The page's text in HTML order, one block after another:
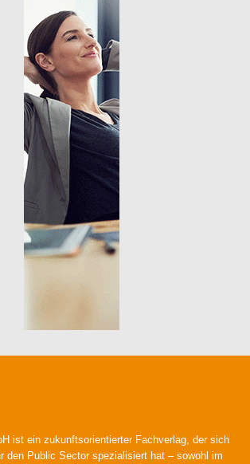
ist ein zukunftsorientierter Fachverlag, der sich
den Public Sector spezialisiert hat – sowohl im